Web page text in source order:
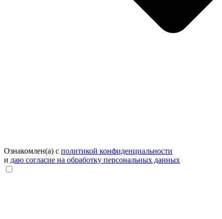
Ознакомлен(а) с политикой конфиденциальности
и даю согласие на обработку персональных данных